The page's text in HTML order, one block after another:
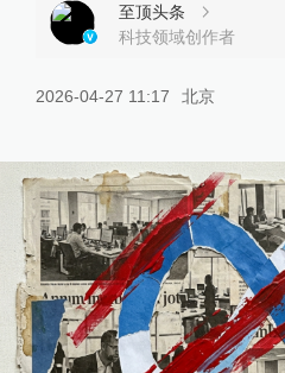
至顶头条
科技领域创作者
2026-04-27 11:17 北京